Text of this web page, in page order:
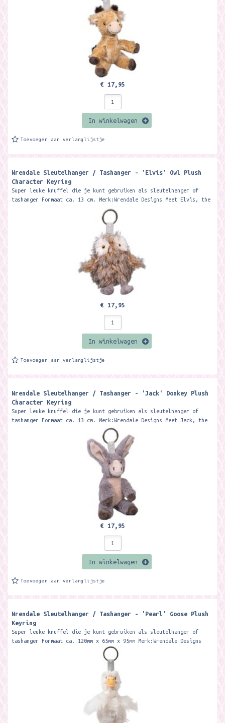
€ 17,95
In winkelwagen
Toevoegen aan verlanglijstje
Wrendale Sleutelhanger / Tashanger - 'Elvis' Owl Plush
Character Keyring
Super leuke knuffel die je kunt gebruiken als sleutelhanger of
tashanger Formaat ca. 13 cm. Merk:Wrendale Designs Meet Elvis, the
€ 17,95
In winkelwagen
Toevoegen aan verlanglijstje
Wrendale Sleutelhanger / Tashanger - 'Jack' Donkey Plush
Character Keyring
Super leuke knuffel die je kunt gebruiken als sleutelhanger of
tashanger Formaat ca. 13 cm. Merk:Wrendale Designs Meet Jack, the
€ 17,95
In winkelwagen
Toevoegen aan verlanglijstje
Wrendale Sleutelhanger / Tashanger - 'Pearl' Goose Plush
Keyring
Super leuke knuffel die je kunt gebruiken als sleutelhanger of
tashanger Formaat ca. 120mm x 65mm x 95mm Merk:Wrendale Designs